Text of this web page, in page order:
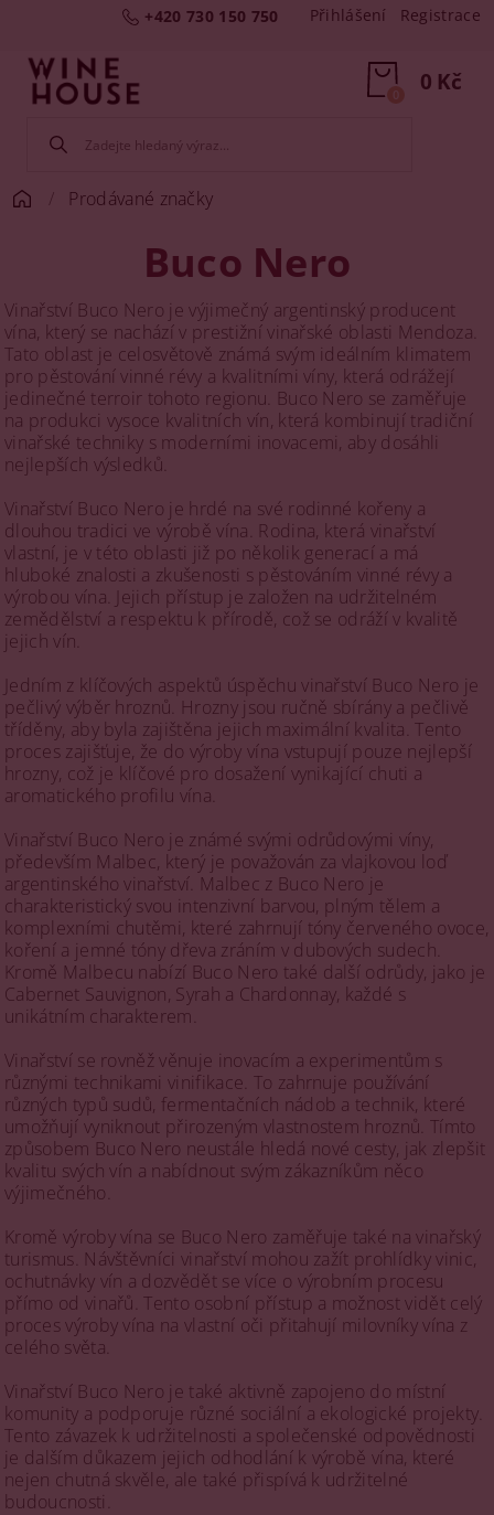
+420 730 150 750 Přihlášení Registrace
0 Kč
0
Prodávané značky
Buco Nero
Vinařství Buco Nero je výjimečný argentinský producent
vína, který se nachází v prestižní vinařské oblasti Mendoza.
Tato oblast je celosvětově známá svým ideálním klimatem
pro pěstování vinné révy a kvalitními víny, která odrážejí
jedinečné terroir tohoto regionu. Buco Nero se zaměřuje
na produkci vysoce kvalitních vín, která kombinují tradiční
vinařské techniky s moderními inovacemi, aby dosáhli
nejlepších výsledků.
Vinařství Buco Nero je hrdé na své rodinné kořeny a
dlouhou tradici ve výrobě vína. Rodina, která vinařství
vlastní, je v této oblasti již po několik generací a má
hluboké znalosti a zkušenosti s pěstováním vinné révy a
výrobou vína. Jejich přístup je založen na udržitelném
zemědělství a respektu k přírodě, což se odráží v kvalitě
jejich vín.
Jedním z klíčových aspektů úspěchu vinařství Buco Nero je
pečlivý výběr hroznů. Hrozny jsou ručně sbírány a pečlivě
tříděny, aby byla zajištěna jejich maximální kvalita. Tento
proces zajišťuje, že do výroby vína vstupují pouze nejlepší
hrozny, což je klíčové pro dosažení vynikající chuti a
aromatického profilu vína.
Vinařství Buco Nero je známé svými odrůdovými víny,
především Malbec, který je považován za vlajkovou loď
argentinského vinařství. Malbec z Buco Nero je
charakteristický svou intenzivní barvou, plným tělem a
komplexními chutěmi, které zahrnují tóny červeného ovoce,
koření a jemné tóny dřeva zráním v dubových sudech.
Kromě Malbecu nabízí Buco Nero také další odrůdy, jako je
Cabernet Sauvignon, Syrah a Chardonnay, každé s
unikátním charakterem.
Vinařství se rovněž věnuje inovacím a experimentům s
různými technikami vinifikace. To zahrnuje používání
různých typů sudů, fermentačních nádob a technik, které
umožňují vyniknout přirozeným vlastnostem hroznů. Tímto
způsobem Buco Nero neustále hledá nové cesty, jak zlepšit
kvalitu svých vín a nabídnout svým zákazníkům něco
výjimečného.
Kromě výroby vína se Buco Nero zaměřuje také na vinařský
turismus. Návštěvníci vinařství mohou zažít prohlídky vinic,
ochutnávky vín a dozvědět se více o výrobním procesu
přímo od vinařů. Tento osobní přístup a možnost vidět celý
proces výroby vína na vlastní oči přitahují milovníky vína z
celého světa.
Vinařství Buco Nero je také aktivně zapojeno do místní
komunity a podporuje různé sociální a ekologické projekty.
Tento závazek k udržitelnosti a společenské odpovědnosti
je dalším důkazem jejich odhodlání k výrobě vína, které
nejen chutná skvěle, ale také přispívá k udržitelné
budoucnosti.